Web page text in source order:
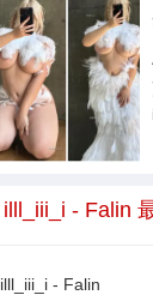
illl_iii_i - Falin
illl_iii_i - Falin